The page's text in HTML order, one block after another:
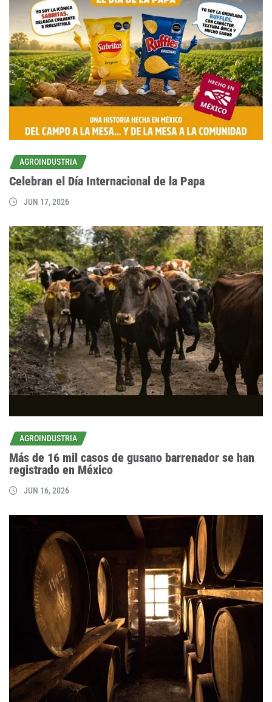
AGROINDUSTRIA
Celebran el Día Internacional de la Papa
JUN 17, 2026
AGROINDUSTRIA
Más de 16 mil casos de gusano barrenador se han
registrado en México
JUN 16, 2026